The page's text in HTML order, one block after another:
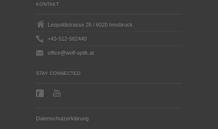
KONTAKT
Leopoldstrasse 26 / 6020 Innsbruck
+43-512-562440
office@wolf-optik.at
STAY CONNECTED
Datenschutzerklärung